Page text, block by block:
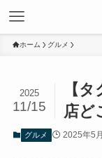
ホーム グルメ
【
店ど
2025
11/15
グルメ 2025年5